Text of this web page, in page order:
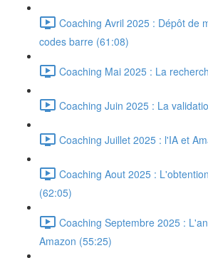
Coaching Avril 2025 : Dépôt de
codes barre (61:08)
Coaching Mai 2025 : La
Coaching Juin 2025 : La
Coaching Juillet 2025 : l'IA et
Coaching Aout 2025 :
(62:05)
Coaching Septembre 2025 :
Amazon (55:25)